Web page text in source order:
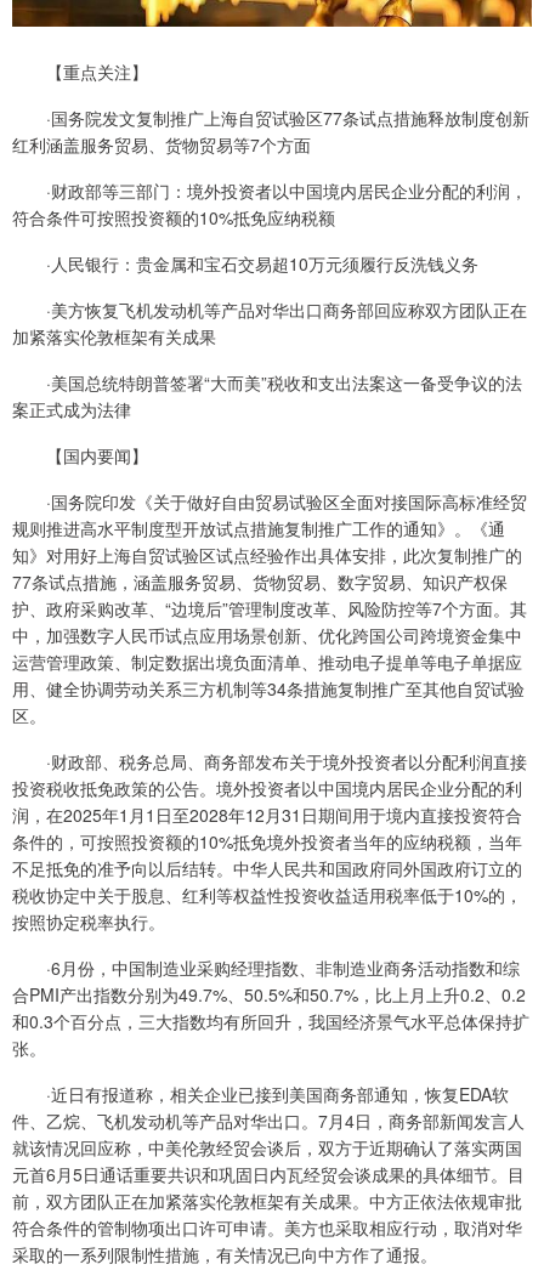
【重点关注】
·国务院发文复制推广上海自贸试验区77条试点措施释放制度创新
红利涵盖服务贸易、货物贸易等7个方面
·财政部等三部门：境外投资者以中国境内居民企业分配的利润，
符合条件可按照投资额的10%抵免应纳税额
·人民银行：贵金属和宝石交易超10万元须履行反洗钱义务
·美方恢复飞机发动机等产品对华出口商务部回应称双方团队正在
加紧落实伦敦框架有关成果
·美国总统特朗普签署“大而美”税收和支出法案这一备受争议的法
案正式成为法律
【国内要闻】
·国务院印发《关于做好自由贸易试验区全面对接国际高标准经贸
规则推进高水平制度型开放试点措施复制推广工作的通知》。《通
知》对用好上海自贸试验区试点经验作出具体安排，此次复制推广的
77条试点措施，涵盖服务贸易、货物贸易、数字贸易、知识产权保
护、政府采购改革、“边境后”管理制度改革、风险防控等7个方面。其
中，加强数字人民币试点应用场景创新、优化跨国公司跨境资金集中
运营管理政策、制定数据出境负面清单、推动电子提单等电子单据应
用、健全协调劳动关系三方机制等34条措施复制推广至其他自贸试验
区。
·财政部、税务总局、商务部发布关于境外投资者以分配利润直接
投资税收抵免政策的公告。境外投资者以中国境内居民企业分配的利
润，在2025年1月1日至2028年12月31日期间用于境内直接投资符合
条件的，可按照投资额的10%抵免境外投资者当年的应纳税额，当年
不足抵免的准予向以后结转。中华人民共和国政府同外国政府订立的
税收协定中关于股息、红利等权益性投资收益适用税率低于10%的，
按照协定税率执行。
·6月份，中国制造业采购经理指数、非制造业商务活动指数和综
合PMI产出指数分别为49.7%、50.5%和50.7%，比上月上升0.2、0.2
和0.3个百分点，三大指数均有所回升，我国经济景气水平总体保持扩
张。
·近日有报道称，相关企业已接到美国商务部通知，恢复EDA软
件、乙烷、飞机发动机等产品对华出口。7月4日，商务部新闻发言人
就该情况回应称，中美伦敦经贸会谈后，双方于近期确认了落实两国
元首6月5日通话重要共识和巩固日内瓦经贸会谈成果的具体细节。目
前，双方团队正在加紧落实伦敦框架有关成果。中方正依法依规审批
符合条件的管制物项出口许可申请。美方也采取相应行动，取消对华
采取的一系列限制性措施，有关情况已向中方作了通报。